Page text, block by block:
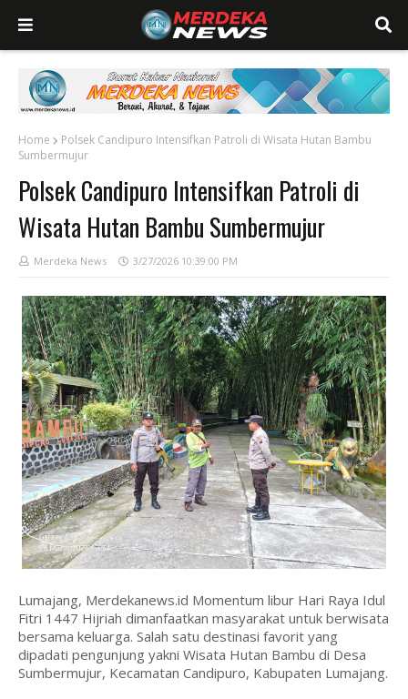
Home
Polsek Candipuro Intensifkan Patroli di Wisata Hutan Bambu
Sumbermujur
Polsek Candipuro Intensifkan Patroli di
Wisata Hutan Bambu Sumbermujur
Merdeka News 3/27/2026 10:39:00 PM
Lumajang, Merdekanews.id Momentum libur Hari Raya Idul
Fitri 1447 Hijriah dimanfaatkan masyarakat untuk berwisata
bersama keluarga. Salah satu destinasi favorit yang
dipadati pengunjung yakni Wisata Hutan Bambu di Desa
Sumbermujur, Kecamatan Candipuro, Kabupaten Lumajang.